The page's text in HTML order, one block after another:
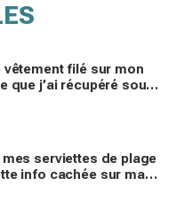
vêtement filé sur mon
que j’ai récupéré sous
serviettes de plage
info cachée sur ma